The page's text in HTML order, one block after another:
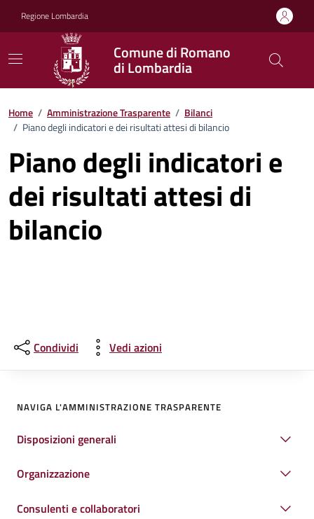
Regione Lombardia
Comune di Romano
di Lombardia
Home / Amministrazione Trasparente / Bilanci
/ Piano degli indicatori e dei risultati attesi di bilancio
Piano degli indicatori e
dei risultati attesi di
bilancio
Condividi Vedi azioni
NAVIGA L'AMMINISTRAZIONE TRASPARENTE
Disposizioni generali
Organizzazione
Consulenti e collaboratori